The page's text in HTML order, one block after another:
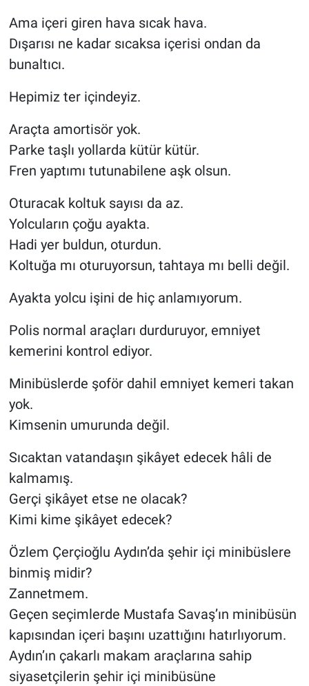
Ama içeri giren hava sıcak hava.
Dışarısı ne kadar sıcaksa içerisi ondan da
bunaltıcı.
Hepimiz ter içindeyiz.
Araçta amortisör yok.
Parke taşlı yollarda kütür kütür.
Fren yaptımı tutunabilene aşk olsun.
Oturacak koltuk sayısı da az.
Yolcuların çoğu ayakta.
Hadi yer buldun, oturdun.
Koltuğa mı oturuyorsun, tahtaya mı belli değil.
Ayakta yolcu işini de hiç anlamıyorum.
Polis normal araçları durduruyor, emniyet
kemerini kontrol ediyor.
Minibüslerde şoför dahil emniyet kemeri takan
yok.
Kimsenin umurunda değil.
Sıcaktan vatandaşın şikâyet edecek hâli de
kalmamış.
Gerçi şikâyet etse ne olacak?
Kimi kime şikâyet edecek?
Özlem Çerçioğlu Aydın’da şehir içi minibüslere
binmiş midir?
Zannetmem.
Geçen seçimlerde Mustafa Savaş’ın minibüsün
kapısından içeri başını uzattığını hatırlıyorum.
Aydın’ın çakarlı makam araçlarına sahip
siyasetçilerin şehir içi minibüsüne